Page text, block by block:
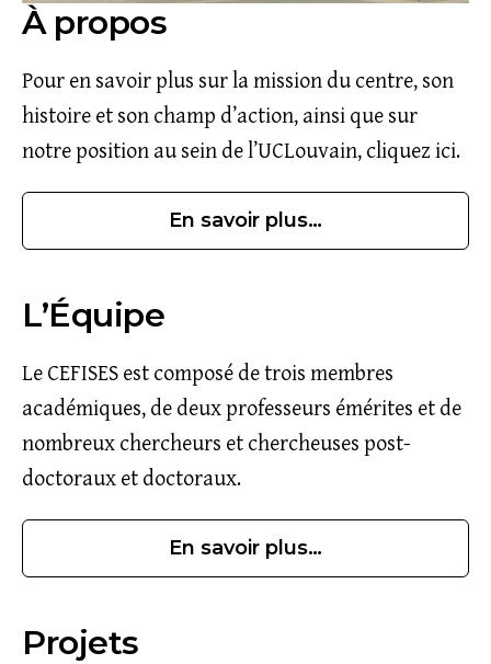
À propos
Pour en savoir plus sur la mission du centre, son
histoire et son champ d’action, ainsi que sur
notre position au sein de l’UCLouvain, cliquez ici.
En savoir plus…
L’Équipe
Le CEFISES est composé de trois membres
académiques, de deux professeurs émérites et de
nombreux chercheurs et chercheuses post-
doctoraux et doctoraux.
En savoir plus…
Projets